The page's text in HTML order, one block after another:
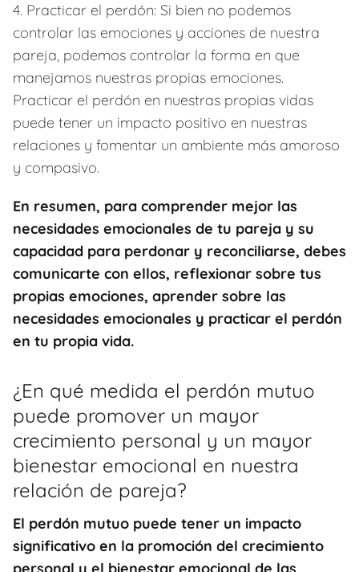
4. Practicar el perdón: Si bien no podemos
controlar las emociones y acciones de nuestra
pareja, podemos controlar la forma en que
manejamos nuestras propias emociones.
Practicar el perdón en nuestras propias vidas
puede tener un impacto positivo en nuestras
relaciones y fomentar un ambiente más amoroso
y compasivo.
En resumen, para comprender mejor las
necesidades emocionales de tu pareja y su
capacidad para perdonar y reconciliarse, debes
comunicarte con ellos, reflexionar sobre tus
propias emociones, aprender sobre las
necesidades emocionales y practicar el perdón
en tu propia vida.
¿En qué medida el perdón mutuo
puede promover un mayor
crecimiento personal y un mayor
bienestar emocional en nuestra
relación de pareja?
El perdón mutuo puede tener un impacto
significativo en la promoción del crecimiento